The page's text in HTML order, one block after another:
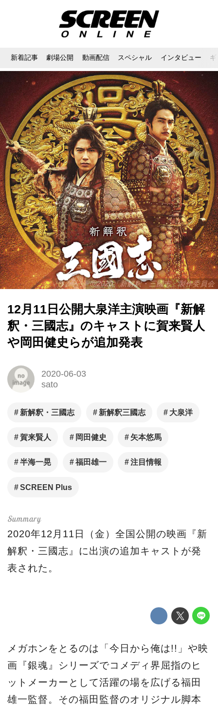
新着記事 劇場公開 動画配信 スペシャル インタビュー
Ⓒ2020「新解釈・三國志」製作委員会
12月11日公開大泉洋主演映画『新解
釈・三國志』のキャストに賀来賢人
や岡田健史らが追加発表
2020-06-03
sato
新解釈・三國志 新解釈三國志 大泉洋
賀来賢人 岡田健史 矢本悠馬
半海一晃 福田雄一 注目情報
SCREEN Plus
2020年12月11日（金）全国公開の映画『新
解釈・三國志』に出演の追加キャストが発
表された。
メガホンをとるのは「今日から俺は!!」や映
画『銀魂』シリーズでコメディ界屈指のヒ
ットメーカーとして活躍の場を広げる福田
雄一監督。その福田監督のオリジナル脚本